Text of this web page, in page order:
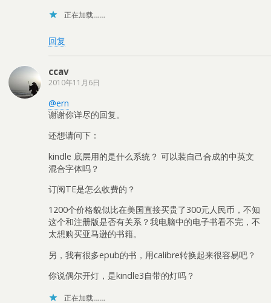
正在加载……
回复
ccav
2010年11月6日
@ern
谢谢你详尽的回复。
还想请问下：
kindle 底层用的是什么系统？ 可以装自己合成的中英文
混合字体吗？
订阅TE是怎么收费的？
1200个价格貌似比在美国直接买贵了300元人民币，不知
这个和注册版是否有关系？我电脑中的电子书看不完，不
太想购买亚马逊的书籍。
另，我有很多epub的书，用calibre转换起来很容易吧？
你说偶尔开灯，是kindle3自带的灯吗？
正在加载……